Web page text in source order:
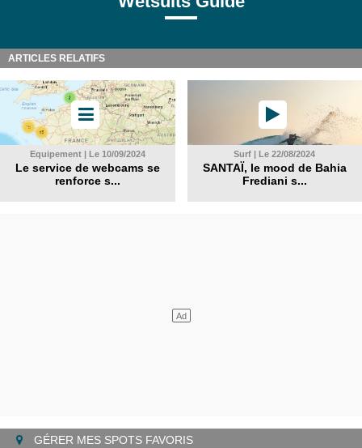
ARTICLES RELATIFS
Equipement | Le 10/09/2024
Le service de webcams se
renforce s...
Surf | Le 22/08/2024
SANTAÏ, le mood de Bahia
Frediani s...
GÉRER MES SPOTS FAVORIS